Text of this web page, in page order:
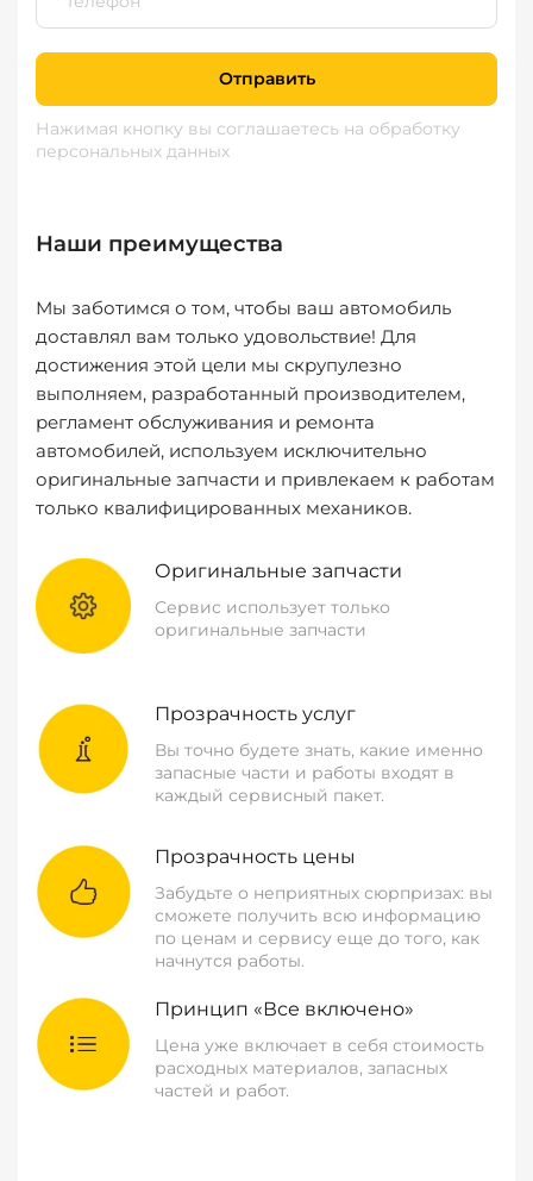
Отправить
Нажимая кнопку вы соглашаетесь на обработку
персональных данных
Наши преимущества
Мы заботимся о том, чтобы ваш автомобиль
доставлял вам только удовольствие! Для
достижения этой цели мы скрупулезно
выполняем, разработанный производителем,
регламент обслуживания и ремонта
автомобилей, используем исключительно
оригинальные запчасти и привлекаем к работам
только квалифицированных механиков.
Оригинальные запчасти
Сервис использует только
оригинальные запчасти
Прозрачность услуг
Вы точно будете знать, какие именно
запасные части и работы входят в
каждый сервисный пакет.
Прозрачность цены
Забудьте о неприятных сюрпризах: вы
сможете получить всю информацию
по ценам и сервису еще до того, как
начнутся работы.
Принцип «Все включено»
Цена уже включает в себя стоимость
расходных материалов, запасных
частей и работ.